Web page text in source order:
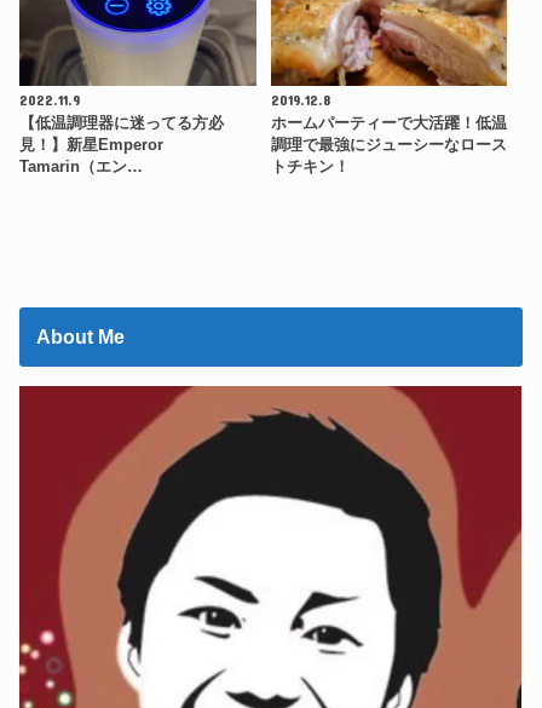
2022.11.9
【低温調理器に迷ってる方必
見！】新星Emperor
Tamarin（エン…
2019.12.8
ホームパーティーで大活躍！低温
調理で最強にジューシーなロース
トチキン！
About Me